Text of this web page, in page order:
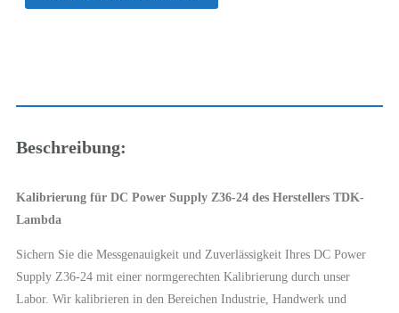
Beschreibung:
Kalibrierung für DC Power Supply Z36-24 des Herstellers TDK-
Lambda
Sichern Sie die Messgenauigkeit und Zuverlässigkeit Ihres DC Power
Supply Z36-24 mit einer normgerechten Kalibrierung durch unser
Labor. Wir kalibrieren in den Bereichen Industrie, Handwerk und